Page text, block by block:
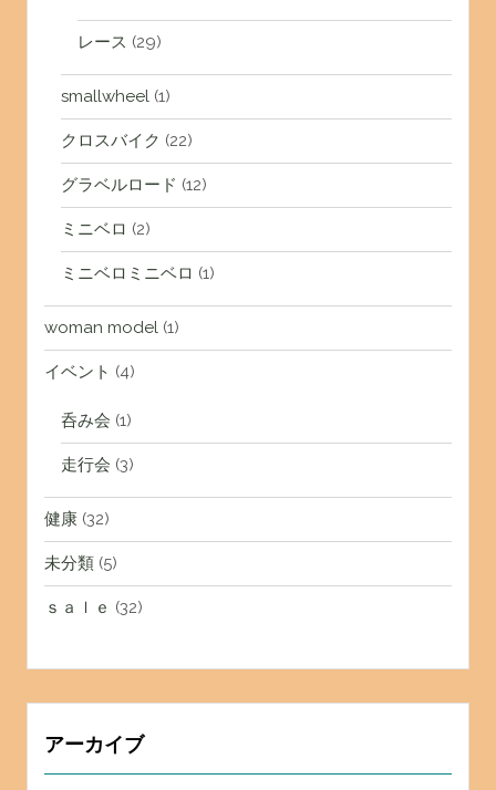
レース (29)
smallwheel(1)
クロスバイク (22)
グラベルロード (12)
ミニベロ (2)
ミニベロミニベロ (1)
woman model(1)
イベント (4)
呑み会 (1)
走行会 (3)
健康(32)
未分類(5)
ｓａｌｅ (32)
アーカイブ